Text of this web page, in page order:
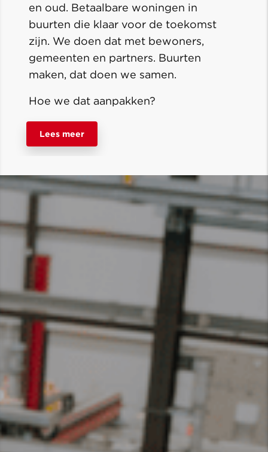
en oud. Betaalbare woningen in
buurten die klaar voor de toekomst
zijn. We doen dat met bewoners,
gemeenten en partners. Buurten
maken, dat doen we samen.
Hoe we dat aanpakken?
Lees meer